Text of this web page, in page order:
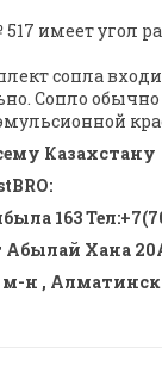
имеет угол
сопла
Сопло
Казахстану
163 Тел:
Абылай Хана
н ,